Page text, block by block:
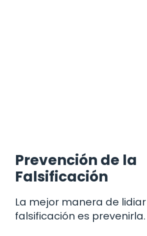
Prevención de la
Falsificación
La mejor manera de
falsificación es prevenirla.